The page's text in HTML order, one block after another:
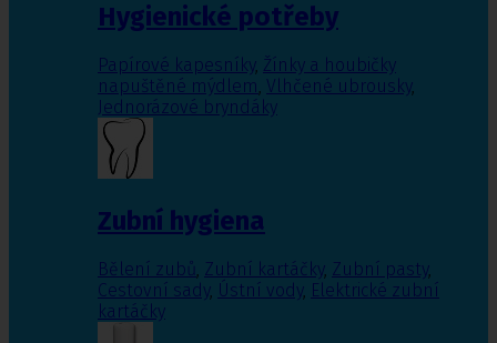
Hygienické potřeby
Papírové kapesníky, Žínky a houbičky
napuštěné mýdlem, Vlhčené ubrousky,
Jednorázové bryndáky
Zubní hygiena
Bělení zubů, Zubní kartáčky, Zubní pasty,
Cestovní sady, Ústní vody, Elektrické zubní
kartáčky